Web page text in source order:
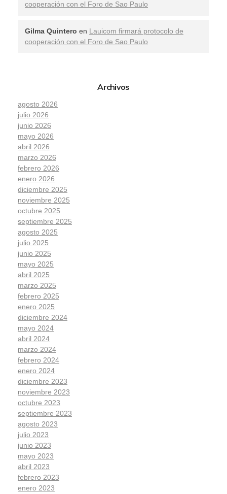
cooperación con el Foro de Sao Paulo
Gilma Quintero en Lauicom firmará protocolo de
cooperación con el Foro de Sao Paulo
Archivos
agosto 2026
julio 2026
junio 2026
mayo 2026
abril 2026
marzo 2026
febrero 2026
enero 2026
diciembre 2025
noviembre 2025
octubre 2025
septiembre 2025
agosto 2025
julio 2025
junio 2025
mayo 2025
abril 2025
marzo 2025
febrero 2025
enero 2025
diciembre 2024
mayo 2024
abril 2024
marzo 2024
febrero 2024
enero 2024
diciembre 2023
noviembre 2023
octubre 2023
septiembre 2023
agosto 2023
julio 2023
junio 2023
mayo 2023
abril 2023
febrero 2023
enero 2023